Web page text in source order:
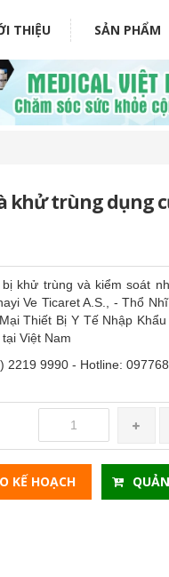
THIỆU SẢN PHẨM
khử trùng dụng
khử trùng và kiểm soát
Ve Ticaret A.S., - Thổ
Thiết Bị Y Tế Nhập
Việt Nam
2219 9990 - Hotline:
KẾ HOẠCH